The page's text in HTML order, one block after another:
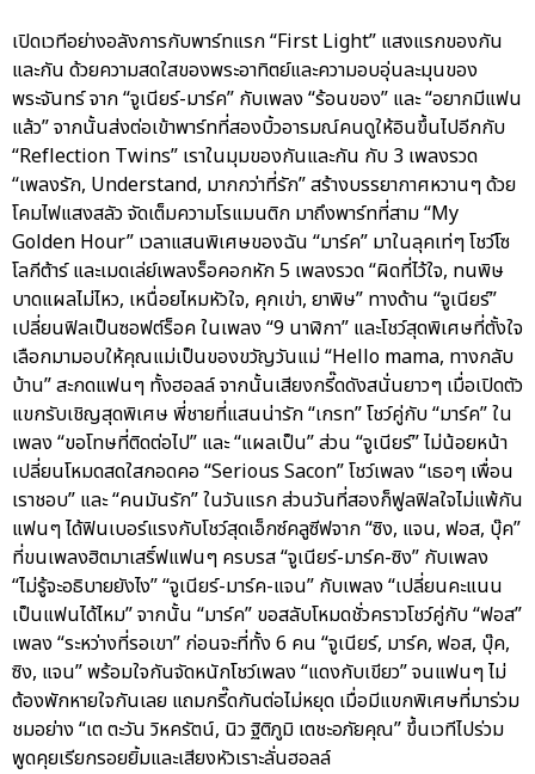
เปิดเวทีอย่างอลังการกับพาร์ทแรก “First Light” แสงแรกของกัน
และกัน ด้วยความสดใสของพระอาทิตย์และความอบอุ่นละมุนของ
พระจันทร์ จาก “จูเนียร์-มาร์ค” กับเพลง “ร้อนของ” และ “อยากมีแฟน
แล้ว” จากนั้นส่งต่อเข้าพาร์ทที่สองบิ้วอารมณ์คนดูให้อินขึ้นไปอีกกับ
“Reflection Twins” เราในมุมของกันและกัน กับ 3 เพลงรวด
“เพลงรัก, Understand, มากกว่าที่รัก” สร้างบรรยากาศหวานๆ ด้วย
โคมไฟแสงสลัว จัดเต็มความโรแมนติก มาถึงพาร์ทที่สาม “My
Golden Hour” เวลาแสนพิเศษของฉัน “มาร์ค” มาในลุคเท่ๆ โชว์โซ
โลกีต้าร์ และเมดเล่ย์เพลงร็อคอกหัก 5 เพลงรวด “ผิดที่ไว้ใจ, ทนพิษ
บาดแผลไม่ไหว, เหนื่อยไหมหัวใจ, คุกเข่า, ยาพิษ” ทางด้าน “จูเนียร์”
เปลี่ยนฟิลเป็นซอฟต์ร็อค ในเพลง “9 นาฬิกา” และโชว์สุดพิเศษที่ตั้งใจ
เลือกมามอบให้คุณแม่เป็นของขวัญวันแม่ “Hello mama, ทางกลับ
บ้าน” สะกดแฟนๆ ทั้งฮอลล์ จากนั้นเสียงกรี๊ดดังสนั่นยาวๆ เมื่อเปิดตัว
แขกรับเชิญสุดพิเศษ พี่ชายที่แสนน่ารัก “เกรท” โชว์คู่กับ “มาร์ค” ใน
เพลง “ขอโทษที่ติดต่อไป” และ “แผลเป็น” ส่วน “จูเนียร์” ไม่น้อยหน้า
เปลี่ยนโหมดสดใสกอดคอ “Serious Sacon” โชว์เพลง “เธอๆ เพื่อน
เราชอบ” และ “คนมันรัก” ในวันแรก ส่วนวันที่สองก็ฟูลฟิลใจไม่แพ้กัน
แฟนๆ ได้ฟินเบอร์แรงกับโชว์สุดเอ็กซ์คลูซีฟจาก “ซิง, แจน, ฟอส, บุ๊ค”
ที่ขนเพลงฮิตมาเสริ์ฟแฟนๆ ครบรส “จูเนียร์-มาร์ค-ซิง” กับเพลง
“ไม่รู้จะอธิบายยังไง” “จูเนียร์-มาร์ค-แจน” กับเพลง “เปลี่ยนคะแนน
เป็นแฟนได้ไหม” จากนั้น “มาร์ค” ขอสลับโหมดชั่วคราวโชว์คู่กับ “ฟอส”
เพลง “ระหว่างที่รอเขา” ก่อนจะที่ทั้ง 6 คน “จูเนียร์, มาร์ค, ฟอส, บุ๊ค,
ซิง, แจน” พร้อมใจกันจัดหนักโชว์เพลง “แดงกับเขียว” จนแฟนๆ ไม่
ต้องพักหายใจกันเลย แถมกรี๊ดกันต่อไม่หยุด เมื่อมีแขกพิเศษที่มาร่วม
ชมอย่าง “เต ตะวัน วิหครัตน์, นิว ฐิติภูมิ เตชะอภัยคุณ” ขึ้นเวทีไปร่วม
พูดคุยเรียกรอยยิ้มและเสียงหัวเราะลั่นฮอลล์